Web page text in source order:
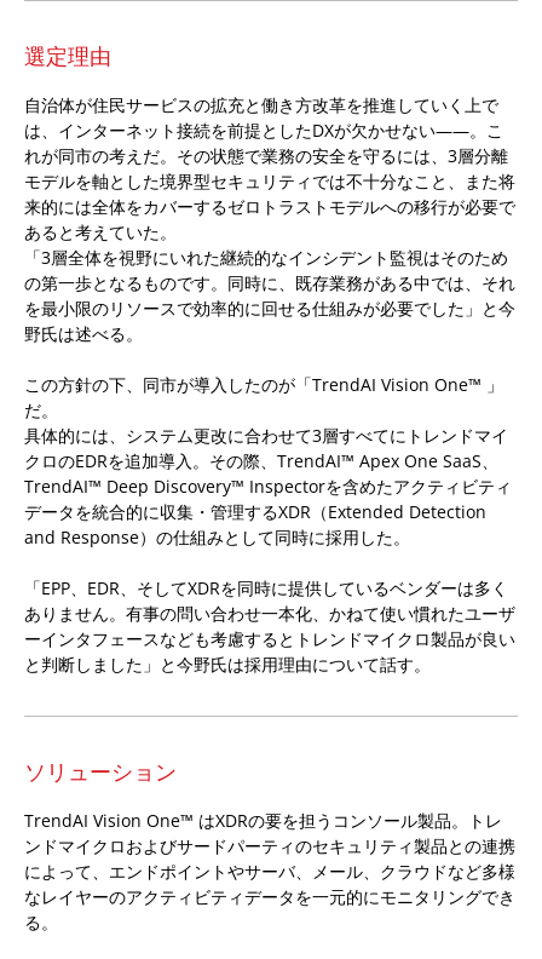
選定理由
自治体が住民サービスの拡充と働き方改革を推進していく上で
は、インターネット接続を前提としたDXが欠かせない――。こ
れが同市の考えだ。その状態で業務の安全を守るには、3層分離
モデルを軸とした境界型セキュリティでは不十分なこと、また将
来的には全体をカバーするゼロトラストモデルへの移行が必要で
あると考えていた。
「3層全体を視野にいれた継続的なインシデント監視はそのため
の第一歩となるものです。同時に、既存業務がある中では、それ
を最小限のリソースで効率的に回せる仕組みが必要でした」と今
野氏は述べる。
この方針の下、同市が導入したのが「TrendAI Vision One™ 」
だ。
具体的には、システム更改に合わせて3層すべてにトレンドマイ
クロのEDRを追加導入。その際、TrendAI™ Apex One SaaS、
TrendAI™ Deep Discovery™ Inspectorを含めたアクティビティ
データを統合的に収集・管理するXDR（Extended Detection
and Response）の仕組みとして同時に採用した。
「EPP、EDR、そしてXDRを同時に提供しているベンダーは多く
ありません。有事の問い合わせ一本化、かねて使い慣れたユーザ
ーインタフェースなども考慮するとトレンドマイクロ製品が良い
と判断しました」と今野氏は採用理由について話す。
ソリューション
TrendAI Vision One™ はXDRの要を担うコンソール製品。トレ
ンドマイクロおよびサードパーティのセキュリティ製品との連携
によって、エンドポイントやサーバ、メール、クラウドなど多様
なレイヤーのアクティビティデータを一元的にモニタリングでき
る。